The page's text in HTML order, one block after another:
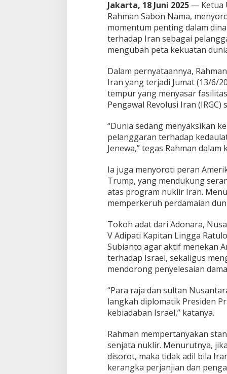
c
u
K
e
b
n
g
k
i
t
n
N
u
s
n
t
a
r
a
a
r
i
T
i
m
r
!
Jakarta, 18 Juni 2025— Ketua
Rahman Sabon Nama,
momentum penting dalam
terhadap Iran sebagai
mengubah peta kekuatan
Dalam pernyataannya,
Iran yang terjadi Jumat (13/6/
tempur yang menyasar
Pengawal Revolusi Iran
“Dunia sedang menyaksikan
pelanggaran terhadap
Jenewa,” tegas Rahman
Ia juga menyoroti peran
Trump, yang mendukung
atas program nuklir Iran.
memperkeruh perdamaian
Tokoh adat dari Adonara,
V Adipati Kapitan Lingga
Subianto agar aktif menekan
terhadap Israel, sekaligus
mendorong penyelesaian
“Para raja dan sultan
langkah diplomatik Presiden
kebiadaban Israel,” katanya.
Rahman mempertanyakan
senjata nuklir. Menurutnya,
disorot, maka tidak adil bila
kerangka perjanjian dan